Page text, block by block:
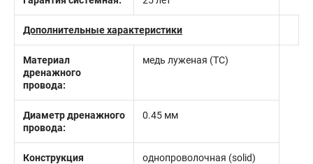
Дополнительные характеристики
Материал
дренажного
провода:
медь луженая (TC)
Диаметр дренажного
провода:
0.45 мм
Конструкция
однопроволочная (solid)